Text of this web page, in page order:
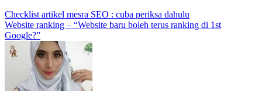
Checklist artikel mesra SEO : cuba periksa dahulu
Website ranking – “Website baru boleh terus ranking di 1st
Google?”